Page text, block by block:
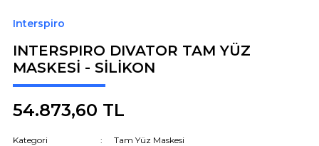
Interspiro
INTERSPIRO DIVATOR TAM YÜZ
MASKESİ - SİLİKON
54.873,60 TL
Kategori
Tam Yüz Maskesi